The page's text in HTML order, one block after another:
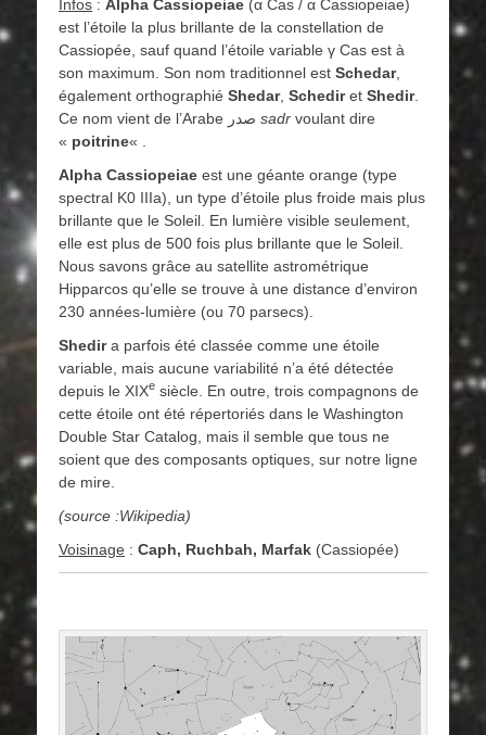
Infos : Alpha Cassiopeiae (α Cas / α Cassiopeiae)
est l’étoile la plus brillante de la constellation de
Cassiopée, sauf quand l’étoile variable γ Cas est à
son maximum. Son nom traditionnel est Schedar,
également orthographié Shedar, Schediret Shedir.
sadr voulant dire
« poitrine« .
Alpha Cassiopeiae est une géante orange (type
spectral K0 IIIa), un type d’étoile plus froide mais plus
brillante que le Soleil. En lumière visible seulement,
elle est plus de 500 fois plus brillante que le Soleil.
Nous savons grâce au satellite astrométrique
Hipparcos qu’elle se trouve à une distance d’environ
230 années-lumière (ou 70 parsecs).
Shedira parfois été classée comme une étoile
variable, mais aucune variabilité n’a été détectée
depuis le XIXe siècle. En outre, trois compagnons de
cette étoile ont été répertoriés dans le Washington
Double Star Catalog, mais il semble que tous ne
soient que des composants optiques, sur notre ligne
de mire.
(source :Wikipedia)
Voisinage : Caph, Ruchbah, Marfak (Cassiopée)